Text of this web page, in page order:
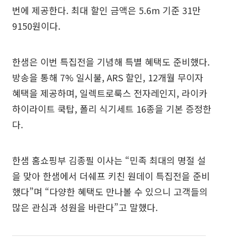
번에 제공한다. 최대 할인 금액은 5.6m 기준 31만
9150원이다.
한샘은 이번 특집전을 기념해 특별 혜택도 준비했다.
방송을 통해 7% 일시불, ARS 할인, 12개월 무이자
혜택을 제공하며, 일렉트로룩스 전자레인지, 라이카
하이라이트 쿡탑, 폴리 식기세트 16종을 기본 증정한
다.
한샘 홈쇼핑부 김종필 이사는 “민족 최대의 명절 설
을 맞아 한샘에서 더쉐프 키친 원데이 특집전을 준비
했다”며 “다양한 혜택도 만나볼 수 있으니 고객들의
많은 관심과 성원을 바란다”고 말했다.